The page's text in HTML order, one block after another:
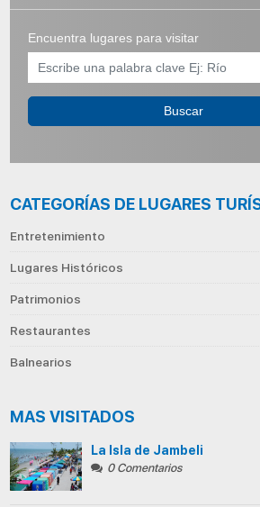
Encuentra lugares para visitar
Buscar
CATEGORÍAS DE LUGARES
Entretenimiento
Lugares Históricos
Patrimonios
Restaurantes
Balnearios
MAS VISITADOS
La Isla de Jambeli
0 Comentarios